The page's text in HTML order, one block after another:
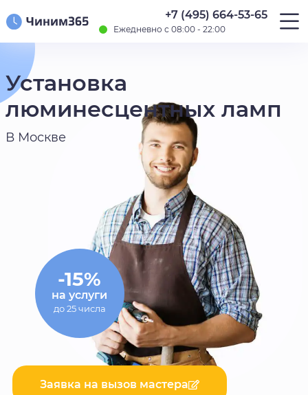
+7 (495) 664-53-65
Ежедневно с 08:00 - 22:00
Установка
люминесцентных ламп
В Москве
Заявка на вызов мастера
-15%
на услуги
до 25 числа